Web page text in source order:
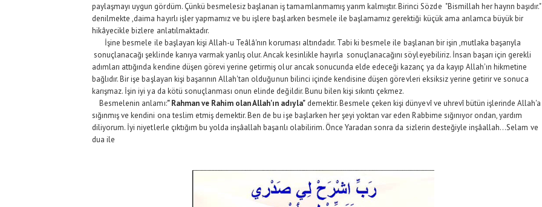
paylaşmayı uygun gördüm. Çünkü besmelesiz başlanan iş tamamlanmamış yarım kalmıştır. Birinci Sözde "Bismillah her hayrın başıdır."
denilmekte ,daima hayırlı işler yapmamız ve bu işlere başlarken besmele ile başlamamız gerektiği küçük ama anlamca büyük bir
hikâyecikle bizlere anlatılmaktadır.
İşine besmele ile başlayan kişi Allah-u Teâlâ'nın koruması altındadır. Tabi ki besmele ile başlanan bir işin ,mutlaka başarıyla
sonuçlanacağı şeklinde kanıya varmak yanlış olur. Ancak kesinlikle hayırla sonuçlanacağını söyleyebiliriz. İnsan başarı için gerekli
adımları attığında kendine düşen görevi yerine getirmiş olur ancak sonucunda elde edeceği kazanç ya da kayıp Allah'ın hikmetine
bağlıdır. Bir işe başlayan kişi başarının Allah'tan olduğunun bilinci içinde kendisine düşen görevleri eksiksiz yerine getirir ve sonuca
karışmaz. İşin iyi ya da kötü sonuçlanması onun elinde değildir. Bunu bilen kişi sıkıntı çekmez.
Besmelenin anlamı:" Rahman ve Rahim olan Allah'ın adıyla"demektir. Besmele çeken kişi dünyevî ve uhrevî bütün işlerinde Allah'a
sığınmış ve kendini ona teslim etmiş demektir. Ben de bu işe başlarken her şeyi yoktan var eden Rabbime sığınıyor ondan, yardım
diliyorum. İyi niyetlerle çıktığım bu yolda inşâallah başarılı olabilirim. Önce Yaradan sonra da sizlerin desteğiyle inşâallah...Selam ve
dua ile